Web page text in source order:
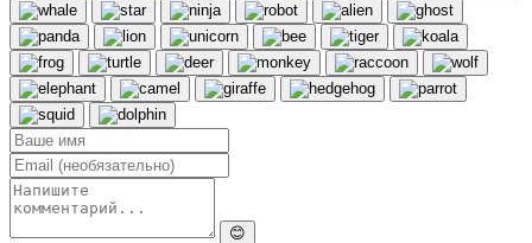
😊